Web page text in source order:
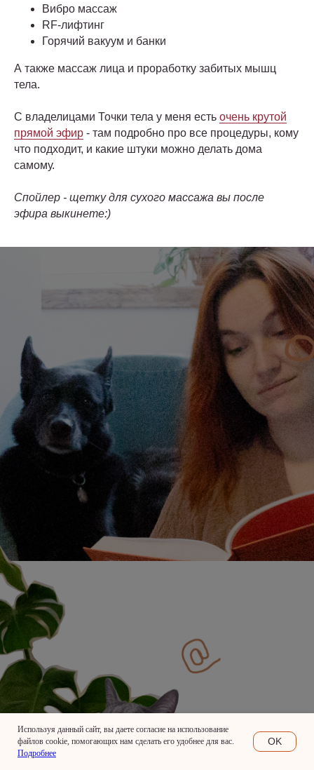
Вибро массаж
RF-лифтинг
Горячий вакуум и банки
А также массаж лица и проработку забитых мышц
тела.
С владелицами Точки тела у меня есть очень крутой
прямой эфир - там подробно про все процедуры, кому
что подходит, и какие штуки можно делать дома
самому.
Спойлер - щетку для сухого массажа вы после
эфира выкинете:)
ПСИХИКА
Используя данный сайт, вы даете согласие на использование
файлов cookie, помогающих нам сделать его удобнее для вас.
Подробнее
OK